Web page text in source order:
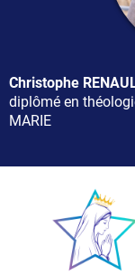
Christophe
diplômé en
MARIE